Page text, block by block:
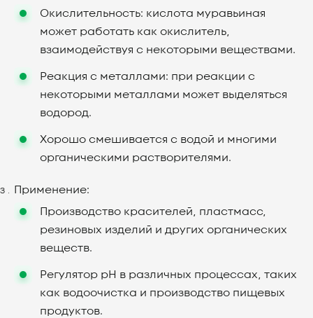
Окислительность: кислота муравьиная
может работать как окислитель,
взаимодействуя с некоторыми веществами.
Реакция с металлами: при реакции с
некоторыми металлами может выделяться
водород.
Хорошо смешивается с водой и многими
органическими растворителями.
Применение:
Производство красителей, пластмасс,
резиновых изделий и других органических
веществ.
Регулятор рН в различных процессах, таких
как водоочистка и производство пищевых
продуктов.